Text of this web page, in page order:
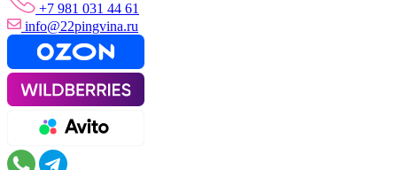
+7 981 031 44 61
info@22pingvina.ru